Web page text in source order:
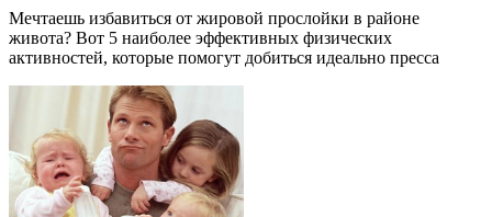
Мечтаешь избавиться от жировой прослойки в районе
живота? Вот 5 наиболее эффективных физических
активностей, которые помогут добиться идеально пресса